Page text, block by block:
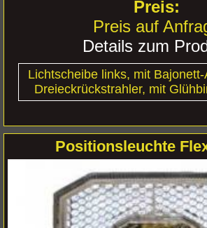
Preis auf
Lichtscheibe links, mit
Dreieckrückstrahler, mit
Details zum
Positionsleuchte